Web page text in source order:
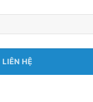
LIÊN HỆ